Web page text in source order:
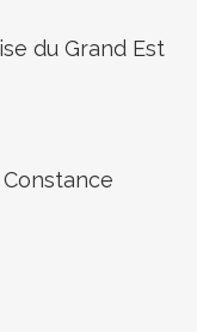
du Grand Est